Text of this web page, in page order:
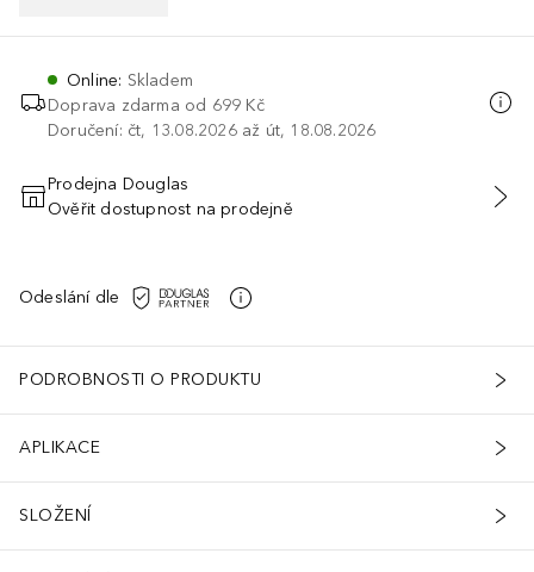
Online: Skladem
Doprava zdarma od 699 Kč
Doručení: čt, 13.08.2026 až út, 18.08.2026
PŘIDAT DO KOŠÍKU
Prodejna Douglas
Ověřit dostupnost na prodejně
Odeslání dle
PODROBNOSTI O PRODUKTU
APLIKACE
SLOŽENÍ